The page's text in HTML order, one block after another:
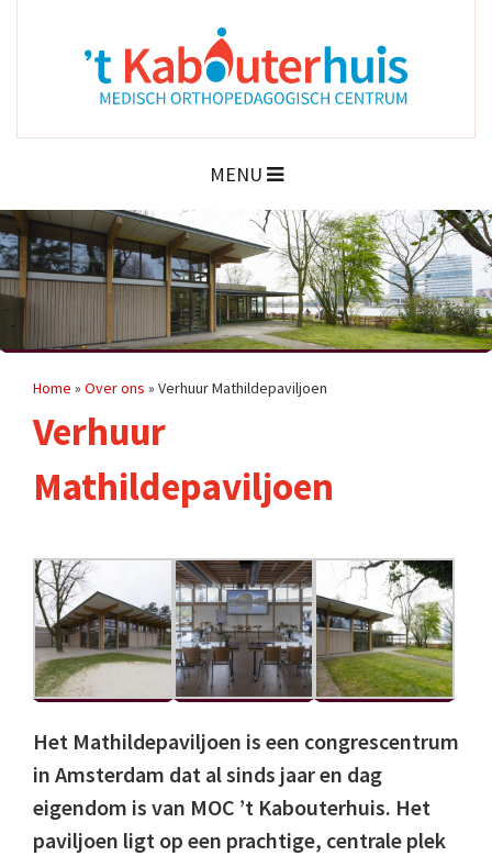
MENU
Home » Over ons » Verhuur Mathildepaviljoen
Verhuur
Mathildepaviljoen
Het Mathildepaviljoen is een congrescentrum
in Amsterdam dat al sinds jaar en dag
eigendom is van MOC ’t Kabouterhuis. Het
paviljoen ligt op een prachtige, centrale plek